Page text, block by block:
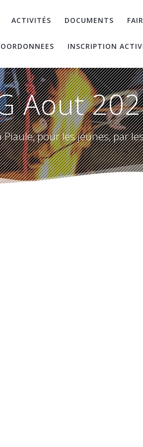
ACTIVITÉS DOCUMENTS
INSCRIPTION
Aout
Piaule, pour les jeunes, par